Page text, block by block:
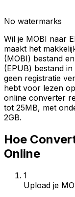
No watermarks
Wil je MOBI naar
maakt het
(MOBI) bestand
(EPUB) bestand
geen registratie
hebt voor lezen
online converter
tot 25MB, met
2GB.
Hoe
Online
1
Upload je